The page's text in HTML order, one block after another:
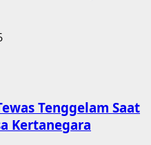
Tenggelam Saat
Kertanegara